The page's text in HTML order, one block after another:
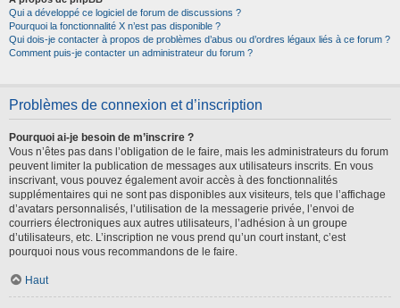
Qui a développé ce logiciel de forum de discussions ?
Pourquoi la fonctionnalité X n’est pas disponible ?
Qui dois-je contacter à propos de problèmes d’abus ou d’ordres légaux liés à ce forum ?
Comment puis-je contacter un administrateur du forum ?
Problèmes de connexion et d’inscription
Pourquoi ai-je besoin de m’inscrire ?
Vous n’êtes pas dans l’obligation de le faire, mais les administrateurs du forum
peuvent limiter la publication de messages aux utilisateurs inscrits. En vous
inscrivant, vous pouvez également avoir accès à des fonctionnalités
supplémentaires qui ne sont pas disponibles aux visiteurs, tels que l’affichage
d’avatars personnalisés, l’utilisation de la messagerie privée, l’envoi de
courriers électroniques aux autres utilisateurs, l’adhésion à un groupe
d’utilisateurs, etc. L’inscription ne vous prend qu’un court instant, c’est
pourquoi nous vous recommandons de le faire.
Haut